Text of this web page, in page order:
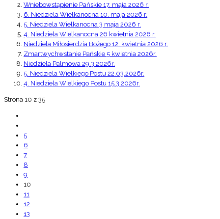
Wniebowstąpienie Pańskie 17. maja 2026 r.
6. Niedziela Wielkanocna 10. maja 2026 r.
5. Niedziela Wielkanocna 3 maja 2026 r.
4. Niedziela Wielkanocna 26 kwietnia 2026 r.
Niedziela Miłosierdzia Bożego 12. kwietnia 2026 r.
Zmartwychwstanie Pańskie 5 kwietnia 2026r.
Niedziela Palmowa 29.3.2026r.
5. Niedziela Wielkiego Postu 22.03.2026r.
4. Niedziela Wielkiego Postu 15.3.2026r.
Strona 10 z 35
5
6
7
8
9
10
11
12
13